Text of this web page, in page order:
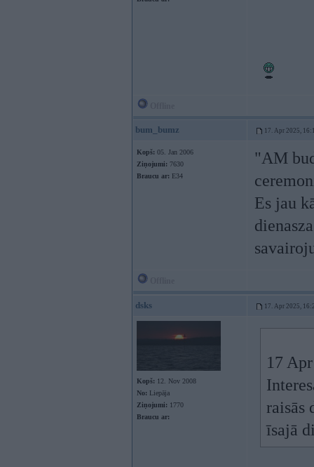
bum_bumz 17. Apr 2025,
Kopš: 05. Jan 2006
Ziņojumi: 7630
Braucu ar: E34
"AM
Es jau
dsks 17. Apr 2025,
Kopš: 12. Nov 2008
No: Liepāja
Ziņojumi: 1770
Braucu ar:
17
raisās
īsajā